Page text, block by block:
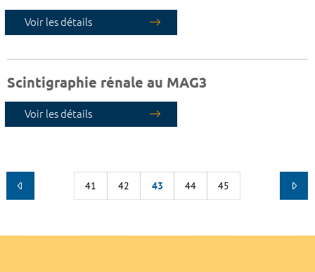
Voir les détails
Scintigraphie rénale au MAG3
Voir les détails
41 42 43 44 45